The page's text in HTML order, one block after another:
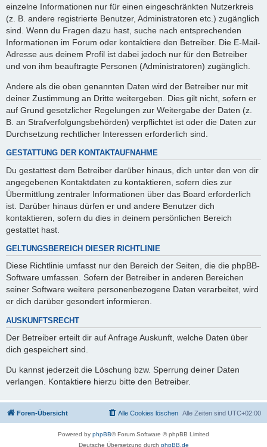
einzelne Informationen nur für einen eingeschränkten Nutzerkreis
(z. B. andere registrierte Benutzer, Administratoren etc.) zugänglich
sind. Wenn du Fragen dazu hast, suche nach entsprechenden
Informationen im Forum oder kontaktiere den Betreiber. Die E-Mail-
Adresse aus deinem Profil ist dabei jedoch nur für den Betreiber
und von ihm beauftragte Personen (Administratoren) zugänglich.
Andere als die oben genannten Daten wird der Betreiber nur mit
deiner Zustimmung an Dritte weitergeben. Dies gilt nicht, sofern er
auf Grund gesetzlicher Regelungen zur Weitergabe der Daten (z.
B. an Strafverfolgungsbehörden) verpflichtet ist oder die Daten zur
Durchsetzung rechtlicher Interessen erforderlich sind.
GESTATTUNG DER KONTAKTAUFNAHME
Du gestattest dem Betreiber darüber hinaus, dich unter den von dir
angegebenen Kontaktdaten zu kontaktieren, sofern dies zur
Übermittlung zentraler Informationen über das Board erforderlich
ist. Darüber hinaus dürfen er und andere Benutzer dich
kontaktieren, sofern du dies in deinem persönlichen Bereich
gestattet hast.
GELTUNGSBEREICH DIESER RICHTLINIE
Diese Richtlinie umfasst nur den Bereich der Seiten, die die phpBB-
Software umfassen. Sofern der Betreiber in anderen Bereichen
seiner Software weitere personenbezogene Daten verarbeitet, wird
er dich darüber gesondert informieren.
AUSKUNFTSRECHT
Der Betreiber erteilt dir auf Anfrage Auskunft, welche Daten über
dich gespeichert sind.
Du kannst jederzeit die Löschung bzw. Sperrung deiner Daten
verlangen. Kontaktiere hierzu bitte den Betreiber.
Foren-Übersicht Alle Zeiten sind UTC+02:00
Alle Cookies löschen
Powered by phpBB® Forum Software © phpBB Limited
Deutsche Übersetzung durch phpBB.de